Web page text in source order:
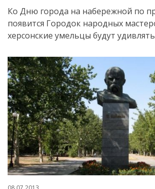
Ко Дню города на набережной по
появится Городок народных
херсонские умельцы будут